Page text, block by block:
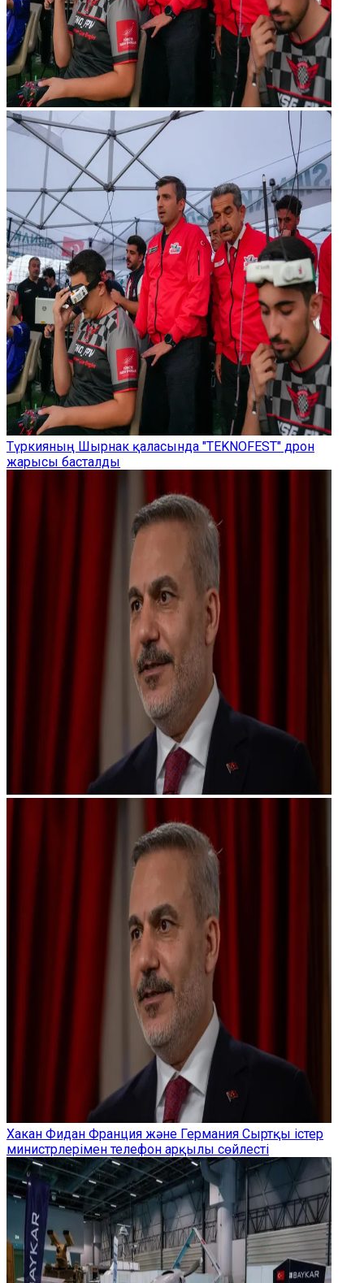
Түркияның Шырнак қаласында "TEKNOFEST" дрон
жарысы басталды
Хакан Фидан Франция және Германия Сыртқы істер
министрлерімен телефон арқылы сөйлесті